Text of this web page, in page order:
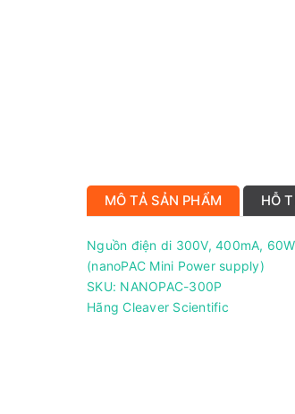
MÔ TẢ SẢN PHẨM HỖ
Nguồn điện di 300V, 400mA, 60W
(nanoPAC Mini Power supply)
SKU: NANOPAC-300P
Hãng Cleaver Scientific